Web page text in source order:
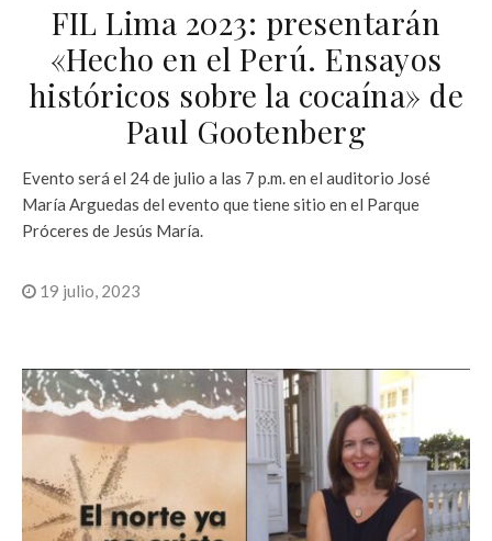
FIL Lima 2023: presentarán
«Hecho en el Perú. Ensayos
históricos sobre la cocaína» de
Paul Gootenberg
Evento será el 24 de julio a las 7 p.m. en el auditorio José
María Arguedas del evento que tiene sitio en el Parque
Próceres de Jesús María.
19 julio, 2023